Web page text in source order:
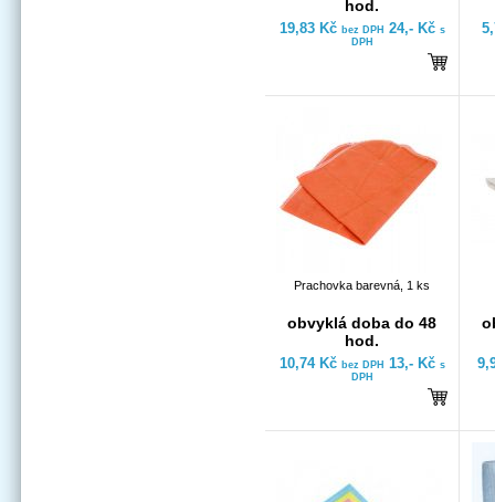
hod.
19,83 Kč bez DPH 24,- Kč s
DPH
Prachovka barevná, 1 ks
obvyklá doba do 48
hod.
10,74 Kč bez DPH 13,- Kč s
DPH